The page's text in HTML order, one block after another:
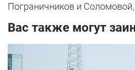
Пограничников и Соломовой,
Вас также могут